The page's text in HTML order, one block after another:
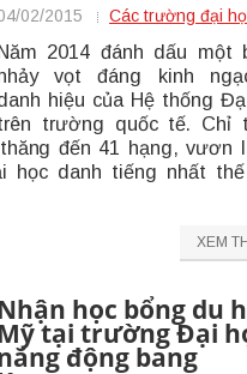
02/2015 Các trường đại
2014 đánh dấu một
vọt đáng kinh
hiệu của Hệ thống
trường quốc tế. Chỉ
đến 41 hạng, vươn
học danh tiếng nhất
XEM
Nhận học bổng du
Mỹ tại trường Đại
động bang